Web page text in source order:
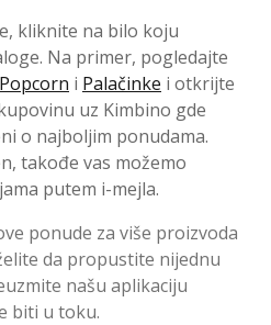
kliknite na bilo koju
Na primer, pogledajte
Popcorn i Palačinke i otkrijte
uz Kimbino gde
o najboljim ponudama.
takođe vas možemo
putem i-mejla.
ponude za više proizvoda
da propustite nijednu
našu aplikaciju
biti u toku.